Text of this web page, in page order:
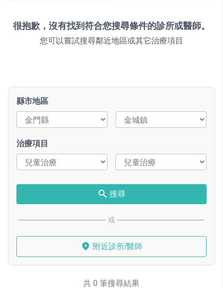
很抱歉，沒有找到符合您搜尋條件的診所或醫師。
您可以嘗試搜尋鄰近地區或其它治療項目
縣市地區
治療項目
搜尋
或
附近診所/醫師
共 0 筆搜尋結果